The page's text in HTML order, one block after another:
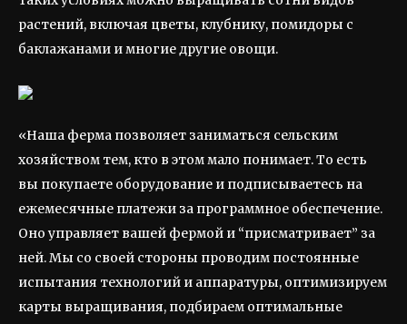
растений, включая цветы, клубнику, помидоры с
баклажанами и многие другие овощи.
«Наша ферма позволяет заниматься сельским
хозяйством тем, кто в этом мало понимает. То есть
вы покупаете оборудование и подписываетесь на
ежемесячные платежи за программное обеспечение.
Оно управляет вашей фермой и “присматривает” за
ней. Мы со своей стороны проводим постоянные
испытания технологий и аппаратуры, оптимизируем
карты выращивания, подбираем оптимальные